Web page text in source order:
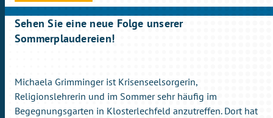
Sehen Sie eine neue Folge unserer
Sommerplaudereien!
Michaela Grimminger ist Krisenseelsorgerin,
Religionslehrerin und im Sommer sehr häufig im
Begegnungsgarten in Klosterlechfeld anzutreffen. Dort hat